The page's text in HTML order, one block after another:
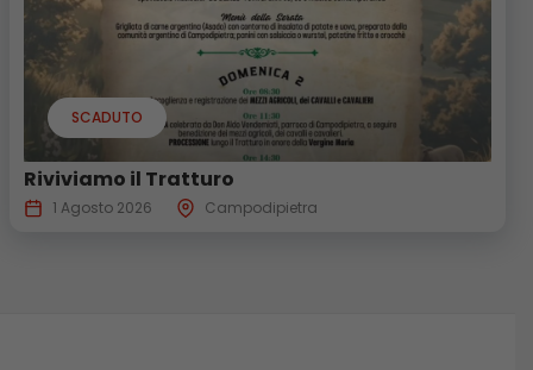
SCADUTO
Riviviamo il Tratturo
1 Agosto 2026 Campodipietra